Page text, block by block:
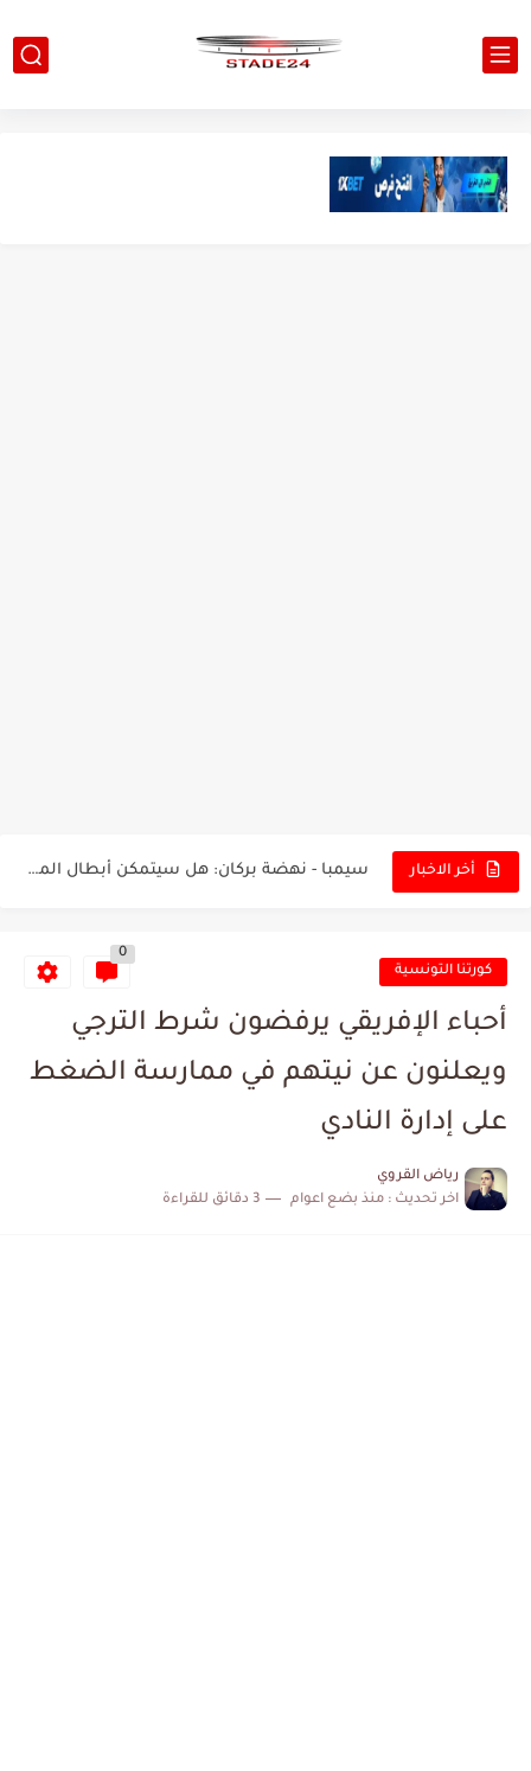
أخر الاخبار سيمبا - نهضة بركان: هل سيتمكن أبطال المغرب من الحفاظ...
البرنامج الكامل لنهائي البطولة بين الاتحاد المنستيري والنادي الإفريقي
المدرب التونسي المتألق معين الشعباني يكشف عن اهدافه المستقبلية
كابتن مانشستر يونايتد يدعم حنبعل المجبري
كورتنا التونسية
0
أحباء الإفريقي يرفضون شرط الترجي
ويعلنون عن نيتهم في ممارسة الضغط
على إدارة النادي
رياض القروي
اخر تحديث : منذ بضع اعوام 3 دقائق للقراءة